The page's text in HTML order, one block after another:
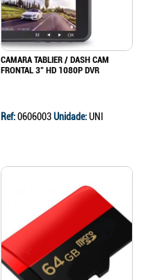
CAMARA TABLIER / DASH CAM
FRONTAL 3" HD 1080P DVR
Ref:0606003Unidade:UNI